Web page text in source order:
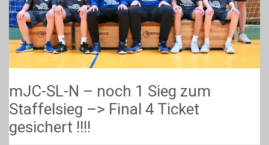
mJC-SL-N – noch 1 Sieg zum
Staffelsieg –> Final 4 Ticket
gesichert !!!!